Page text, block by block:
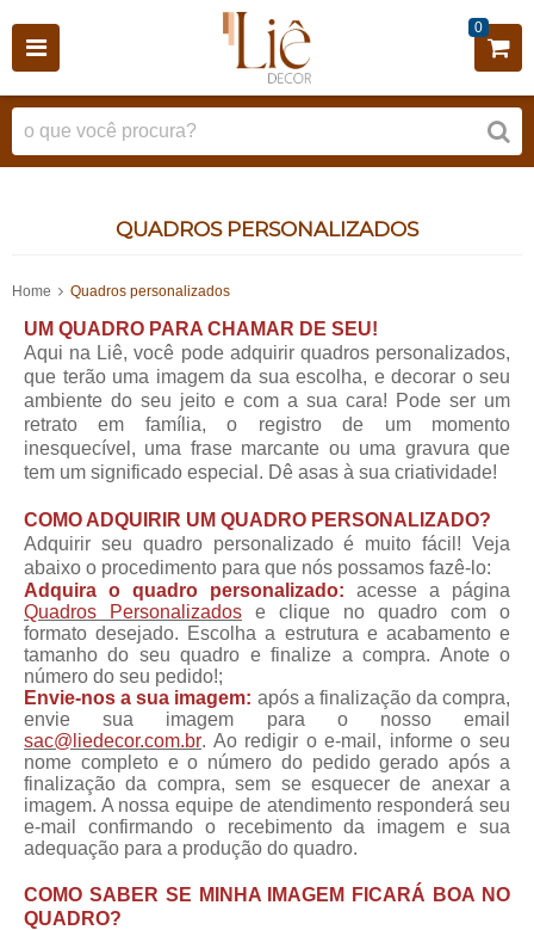
0
QUADROS PERSONALIZADOS
Home Quadros personalizados
UM QUADRO PARA CHAMAR DE SEU!
Aqui na Liê, você pode adquirir quadros personalizados,
que terão uma imagem da sua escolha, e decorar o seu
ambiente do seu jeito e com a sua cara! Pode ser um
retrato em família, o registro de um momento
inesquecível, uma frase marcante ou uma gravura que
tem um significado especial. Dê asas à sua criatividade!
COMO ADQUIRIR UM QUADRO PERSONALIZADO?
Adquirir seu quadro personalizado é muito fácil! Veja
abaixo o procedimento para que nós possamos fazê-lo:
Adquira o quadro personalizado: acesse a página
Quadros Personalizados e clique no quadro com o
formato desejado. Escolha a estrutura e acabamento e
tamanho do seu quadro e finalize a compra. Anote o
número do seu pedido!;
Envie-nos a sua imagem: após a finalização da compra,
envie sua imagem para o nosso email
sac@liedecor.com.br. Ao redigir o e-mail, informe o seu
nome completo e o número do pedido gerado após a
finalização da compra, sem se esquecer de anexar a
imagem. A nossa equipe de atendimento responderá seu
e-mail confirmando o recebimento da imagem e sua
adequação para a produção do quadro.
COMO SABER SE MINHA IMAGEM FICARÁ BOA NO
QUADRO?